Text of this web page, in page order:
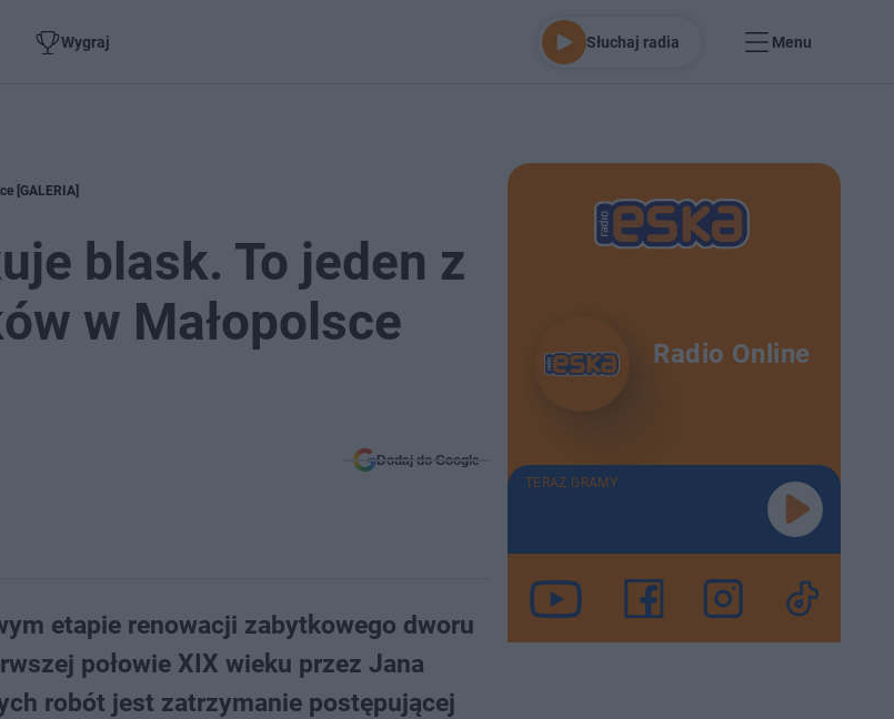
Wygraj Słuchaj radia Menu
[GALERIA]
blask. To jeden z
w Małopolsce
Dodaj do Google
etapie renowacji zabytkowego dworu
połowie XIX wieku przez Jana
robót jest zatrzymanie postępującej
Radio Online
TERAZ GRAMY